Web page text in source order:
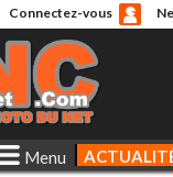
Connectez-vous
Menu